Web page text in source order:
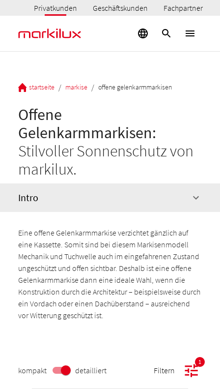
Privatkunden Geschäftskunden Fachpartner
startseite / markise / offene gelenkarmmarkisen
Offene
Gelenkarmmarkisen:
Stilvoller Sonnenschutz von
markilux.
Intro
Eine offene Gelenkarmmarkise verzichtet gänzlich auf
eine Kassette. Somit sind bei diesem Markisenmodell
Mechanik und Tuchwelle auch im eingefahrenen Zustand
ungeschützt und offen sichtbar. Deshalb ist eine offene
Gelenkarmmarkise dann eine ideale Wahl, wenn die
Konstruktion durch die Architektur – beispielsweise durch
ein Vordach oder einen Dachüberstand – ausreichend
vor Witterung geschützt ist.
kompakt detailliert Filtern
1